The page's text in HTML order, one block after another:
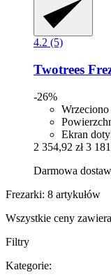
4.2 (5)
Twotrees
-26%
Ekran
2 354,92 zł 3
Darmowa
Frezarki: 8 artykułów
Wszystkie ceny
Filtry
Kategorie: